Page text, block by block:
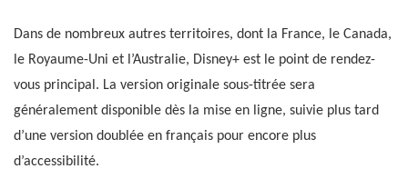
Dans de nombreux autres territoires, dont la France, le Canada,
le Royaume-Uni et l’Australie, Disney+ est le point de rendez-
vous principal. La version originale sous-titrée sera
généralement disponible dès la mise en ligne, suivie plus tard
d’une version doublée en français pour encore plus
d’accessibilité.